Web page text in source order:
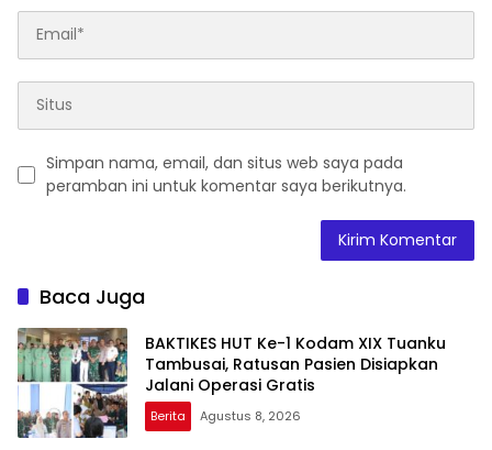
Simpan nama, email, dan situs web saya pada
peramban ini untuk komentar saya berikutnya.
Baca Juga
BAKTIKES HUT Ke-1 Kodam XIX Tuanku
Tambusai, Ratusan Pasien Disiapkan
Jalani Operasi Gratis
Berita Agustus 8, 2026